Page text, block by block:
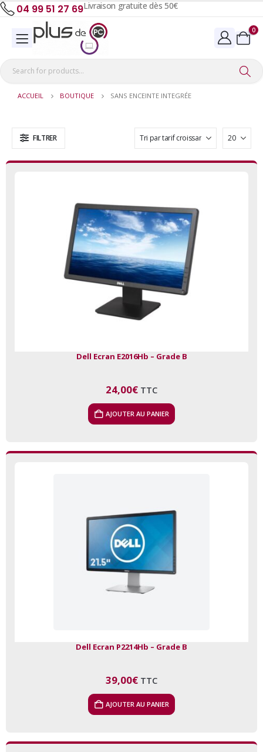
04 99 51 27 69Livraison gratuite dès 50€
0
ACCUEIL BOUTIQUE SANS ENCEINTE INTEGRÉE
FILTRER
Dell Ecran E2016Hb – Grade B
24,00€ TTC
AJOUTER AU PANIER
Dell Ecran P2214Hb – Grade B
39,00€ TTC
AJOUTER AU PANIER